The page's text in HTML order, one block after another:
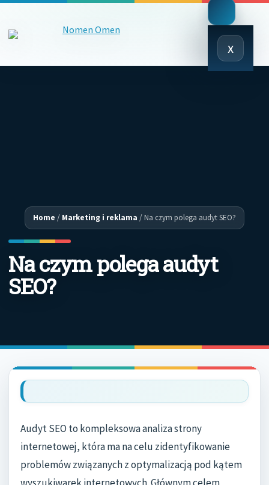
x
Close
Menu
Home / Marketing i reklama /Na czym polega audyt SEO?
Na czym polega audyt
SEO?
Audyt SEO to kompleksowa analiza strony
internetowej, która ma na celu zidentyfikowanie
problemów związanych z optymalizacją pod kątem